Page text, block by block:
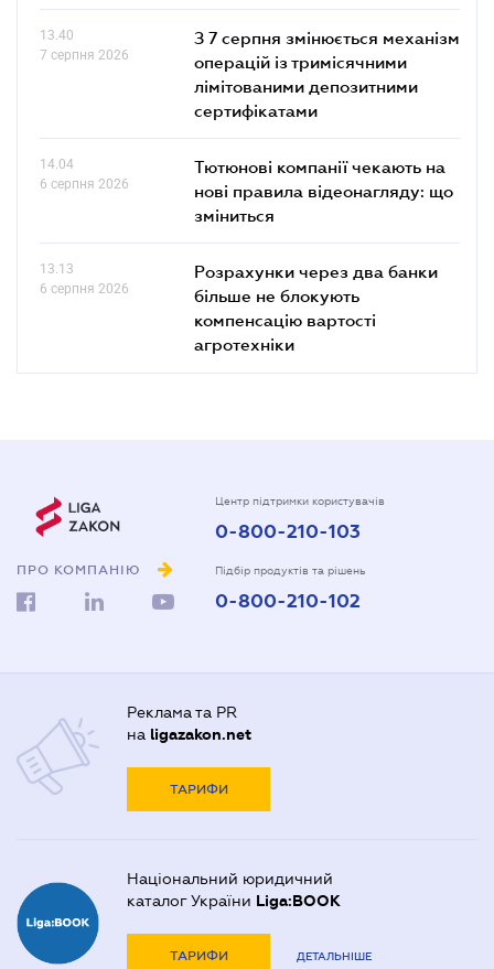
13.40
7 серпня 2026
З 7 серпня змінюється механізм
операцій із тримісячними
лімітованими депозитними
сертифікатами
14.04
6 серпня 2026
Тютюнові компанії чекають на
нові правила відеонагляду: що
зміниться
13.13
6 серпня 2026
Розрахунки через два банки
більше не блокують
компенсацію вартості
агротехніки
ПРО КОМПАНІЮ
Центр підтримки користувачів
0-800-210-103
Підбір продуктів та рішень
0-800-210-102
Реклама та PR
на ligazakon.net
ТАРИФИ
Національний юридичний
каталог України Liga:BOOK
ТАРИФИ ДЕТАЛЬНІШЕ